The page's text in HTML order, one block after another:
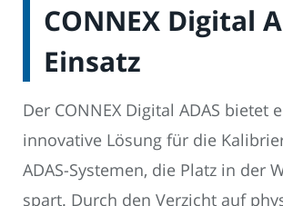
CONNEX Digital
Einsatz
Der CONNEX Digital ADAS bietet
innovative Lösung für die
ADAS-Systemen, die Platz in der
spart. Durch den Verzicht auf